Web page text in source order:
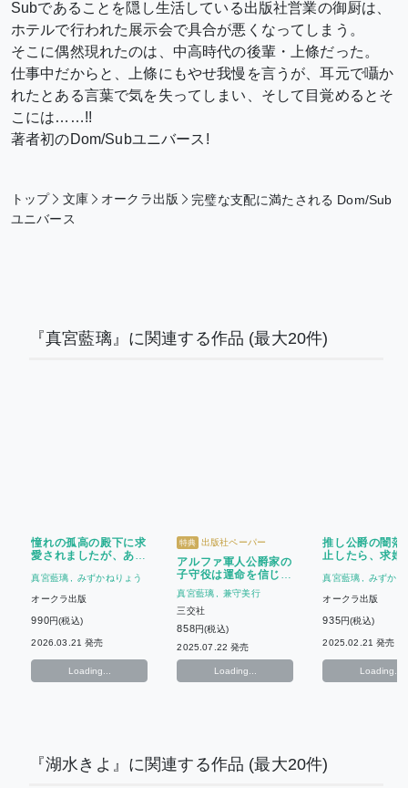
Subであることを隠し生活している出版社営業の御厨は、
ホテルで行われた展示会で具合が悪くなってしまう。
そこに偶然現れたのは、中高時代の後輩・上條だった。
仕事中だからと、上條にもやせ我慢を言うが、耳元で囁か
れたとある言葉で気を失ってしまい、そして目覚めるとそ
こには……!!
著者初のDom/Subユニバース!
トップ 文庫 オークラ出版
完璧な支配に満たされる Dom/Sub
ユニバース
『真宮藍璃』に関連する作品 (最大20件)
憧れの孤高の殿下に求
愛されましたが、あり
す
真宮藍璃 みずかねりょう
オークラ出版
990円(税込)
2026.03.21 発売
Loading...
特典 出版社ペーパー
アルファ軍人公爵家の
子守役は運命を信じた
い
真宮藍璃
兼守美行
三交社
858円(税込)
2025.07.22 発売
Loading...
推し公爵の闇落
止したら、求婚
真宮藍璃 みずかね
オークラ出版
935円(税込)
2025.02.21 発売
Loading...
『湖水きよ』に関連する作品 (最大20件)